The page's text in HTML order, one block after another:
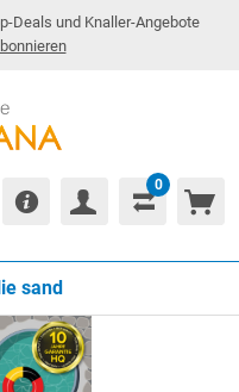
Deals und Knaller-Angebote
0
sand